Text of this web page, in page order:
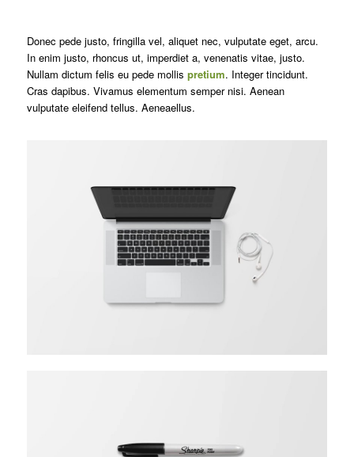
Donec pede justo, fringilla vel, aliquet nec, vulputate eget, arcu.
In enim justo, rhoncus ut, imperdiet a, venenatis vitae, justo.
Nullam dictum felis eu pede mollis pretium. Integer tincidunt.
Cras dapibus. Vivamus elementum semper nisi. Aenean
vulputate eleifend tellus. Aeneaellus.